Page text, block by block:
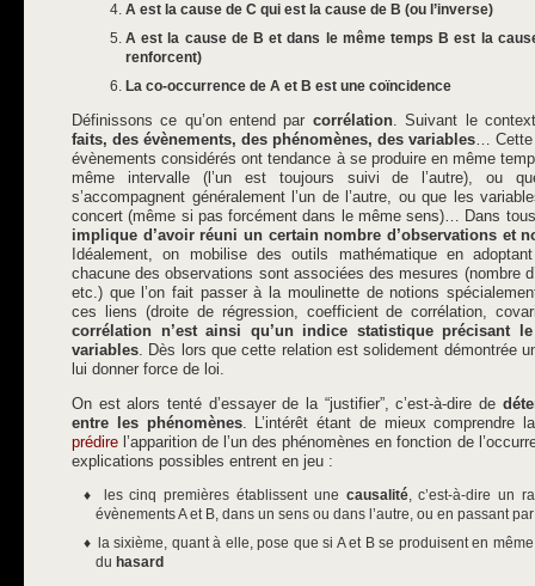
A est la cause de C qui est la cause de B (ou l’inverse)
A est la cause de B et dans le même temps B est la
renforcent)
La co-occurrence de A et B est une coïncidence
Définissons ce qu’on entend par corrélation. Suivant le
faits, des évènements, des phénomènes, des variables… Cette
évènements considérés ont tendance à se produire en même
même intervalle (l’un est toujours suivi de l’autre), ou
s’accompagnent généralement l’un de l’autre, ou que les
concert (même si pas forcément dans le même sens)… Dans
implique d’avoir réuni un certain nombre d’observations et
Idéalement, on mobilise des outils mathématique en
chacune des observations sont associées des mesures (nombre
etc.) que l’on fait passer à la moulinette de notions
ces liens (droite de régression, coefficient de corrélation,
corrélation n’est ainsi qu’un indice statistique précisant
variables. Dès lors que cette relation est solidement démontrée
lui donner force de loi.
On est alors tenté d’essayer de la “justifier”, c’est-à-dire de
entre les phénomènes. L’intérêt étant de mieux comprendre
prédire l’apparition de l’un des phénomènes en fonction de
explications possibles entrent en jeu :
les cinq premières établissent une causalité, c’est-à-dire un
évènements A et B, dans un sens ou dans l’autre, ou en passant
la sixième, quant à elle, pose que si A et B se produisent en même
du hasard